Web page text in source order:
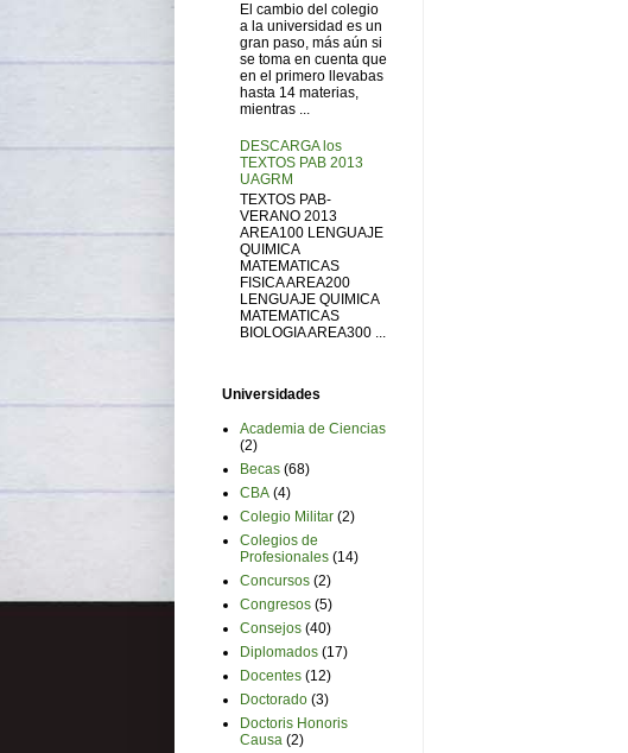
El cambio del colegio
a la universidad es un
gran paso, más aún si
se toma en cuenta que
en el primero llevabas
hasta 14 materias,
mientras ...
DESCARGA los
TEXTOS PAB 2013
UAGRM
TEXTOS PAB-
VERANO 2013
AREA100 LENGUAJE
QUIMICA
MATEMATICAS
FISICA AREA200
LENGUAJE QUIMICA
MATEMATICAS
BIOLOGIA AREA300 ...
Universidades
Academia de Ciencias
(2)
Becas (68)
CBA (4)
Colegio Militar (2)
Colegios de
Profesionales (14)
Concursos (2)
Congresos (5)
Consejos (40)
Diplomados (17)
Docentes (12)
Doctorado (3)
Doctoris Honoris
Causa (2)